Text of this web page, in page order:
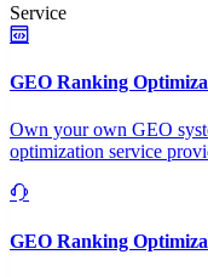
Service
GEO Ranking
Own your own GEO
optimization service
GEO Ranking